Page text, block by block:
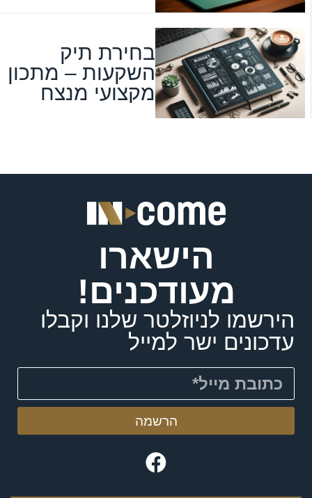
בחירת תיק
השקעות – מתכון
מקצועי מנצח
הישארו
מעודכנים!
הירשמו לניוזלטר שלנו וקבלו
עדכונים ישר למייל
הרשמה